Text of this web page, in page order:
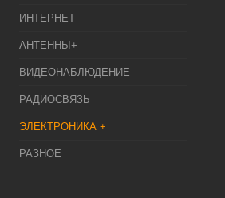
ИНТЕРНЕТ
АНТЕННЫ+
ВИДЕОНАБЛЮДЕНИЕ
РАДИОСВЯЗЬ
ЭЛЕКТРОНИКА +
РАЗНОЕ